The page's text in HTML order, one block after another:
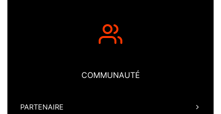
COMMUNAUTÉ
PARTENAIRE